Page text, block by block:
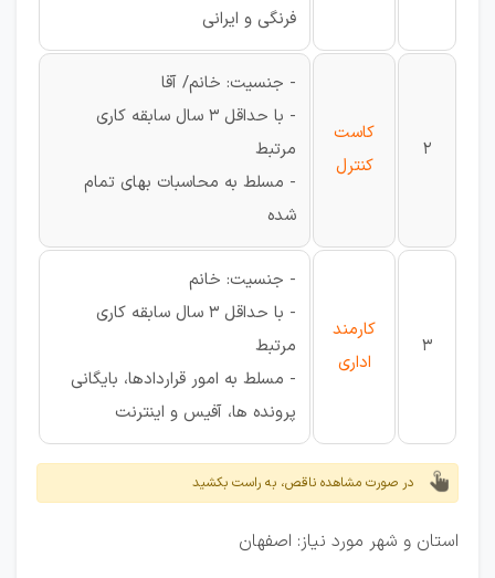
فرنگی و ایرانی
2
کاست
کنترل
- جنسیت: خانم/ آقا
- با حداقل 3 سال سابقه کاری
مرتبط
- مسلط به محاسبات بهای تمام
شده
3
کارمند
اداری
- جنسیت: خانم
- با حداقل 3 سال سابقه کاری
مرتبط
- مسلط به امور قراردادها، بایگانی
پرونده ها، آفیس و اینترنت
در صورت مشاهده ناقص، به راست بکشید
استان و شهر مورد نیاز: اصفهان